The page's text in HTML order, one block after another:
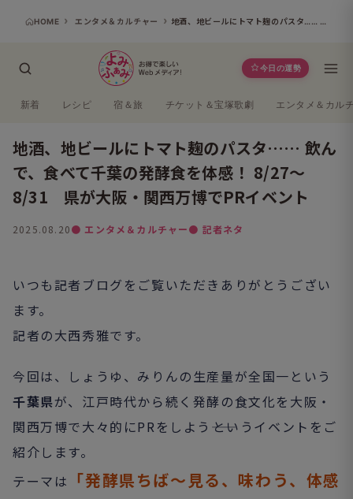
HOME エンタメ＆カルチャー 地酒、地ビールにトマト麹のパスタ…… 飲んで、食べて千葉の発酵食を体感！ 8/27～8/31 県が大阪・関西万博でPRイベント
今日の運勢
新着 レシピ 宿＆旅 チケット＆宝塚歌劇 エンタメ＆カル
地酒、地ビールにトマト麹のパスタ…… 飲ん
で、食べて千葉の発酵食を体感！ 8/27～
8/31 県が大阪・関西万博でPRイベント
2025.08.20● エンタメ＆カルチャー● 記者ネタ
いつも記者ブログをご覧いただきありがとうござい
ます。
記者の大西秀雅です。
今回は、しょうゆ、みりんの生産量が全国一という
千葉県が、江戸時代から続く発酵の食文化を大阪・
関西万博で大々的にPRをしよう――というイベントをご
紹介します。
テーマは 「発酵県ちば～見る、味わう、体感